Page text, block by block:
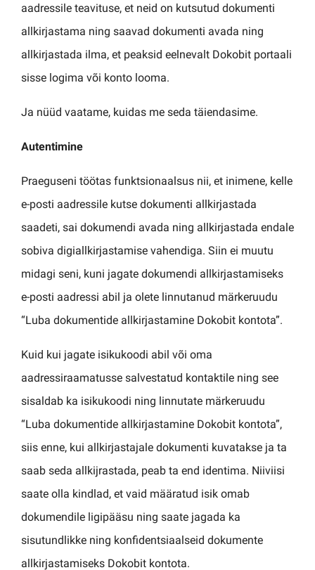
aadressile teavituse, et neid on kutsutud dokumenti
allkirjastama ning saavad dokumenti avada ning
allkirjastada ilma, et peaksid eelnevalt Dokobit portaali
sisse logima või konto looma.
Ja nüüd vaatame, kuidas me seda täiendasime.
Autentimine
Praeguseni töötas funktsionaalsus nii, et inimene, kelle
e-posti aadressile kutse dokumenti allkirjastada
saadeti, sai dokumendi avada ning allkirjastada endale
sobiva digiallkirjastamise vahendiga. Siin ei muutu
midagi seni, kuni jagate dokumendi allkirjastamiseks
e-posti aadressi abil ja olete linnutanud märkeruudu
“Luba dokumentide allkirjastamine Dokobit kontota”.
Kuid kui jagate isikukoodi abil või oma
aadressiraamatusse salvestatud kontaktile ning see
sisaldab ka isikukoodi ning linnutate märkeruudu
“Luba dokumentide allkirjastamine Dokobit kontota”,
siis enne, kui allkirjastajale dokumenti kuvatakse ja ta
saab seda allkijrastada, peab ta end identima. Niiviisi
saate olla kindlad, et vaid määratud isik omab
dokumendile ligipääsu ning saate jagada ka
sisutundlikke ning konfidentsiaalseid dokumente
allkirjastamiseks Dokobit kontota.